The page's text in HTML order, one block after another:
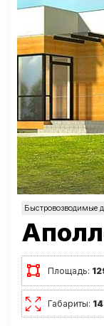
Быстровозводимые
Площадь:
Габариты: